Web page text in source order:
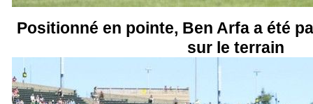
Positionné en pointe, Ben Arfa a été
sur le terrain